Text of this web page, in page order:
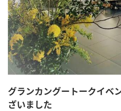
グランカングートークイベ
ざいました